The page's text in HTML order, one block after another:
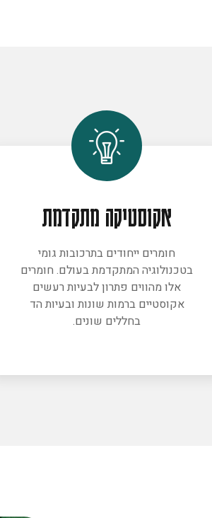
אקוסטיקה מתקדמת
חומרים ייחודים בתרכובות גומי
בטכנולוגיה המתקדמת בעולם. חומרים
אלו מהווים פתרון לבעיות רעשים
אקוסטיים ברמות שונות ובעיות הד
בחללים שונים.